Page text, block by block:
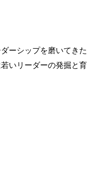
ーシップを磨いてきた
いリーダーの発掘と育